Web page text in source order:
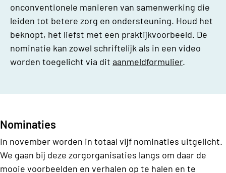
onconventionele manieren van samenwerking die
leiden tot betere zorg en ondersteuning. Houd het
beknopt, het liefst met een praktijkvoorbeeld. De
nominatie kan zowel schriftelijk als in een video
worden toegelicht via dit aanmeldformulier.
Nominaties
In november worden in totaal vijf nominaties uitgelicht.
We gaan bij deze zorgorganisaties langs om daar de
mooie voorbeelden en verhalen op te halen en te